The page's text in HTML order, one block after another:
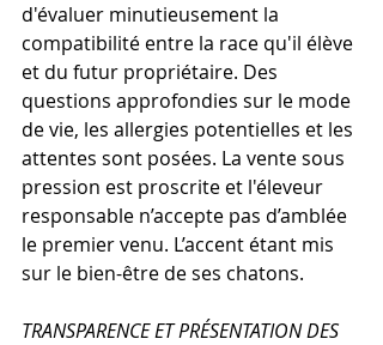
d'évaluer minutieusement la
compatibilité entre la race qu'il élève
et du futur propriétaire. Des
questions approfondies sur le mode
de vie, les allergies potentielles et les
attentes sont posées. La vente sous
pression est proscrite et l'éleveur
responsable n’accepte pas d’amblée
le premier venu. L’accent étant mis
sur le bien-être de ses chatons.
TRANSPARENCE ET PRÉSENTATION DES